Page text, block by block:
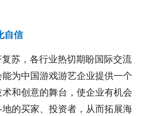
自信
苏，各行业热切期盼国际交流
为中国游戏游艺企业提供一个
和创意的舞台，使企业有机会
的买家、投资者，从而拓展海